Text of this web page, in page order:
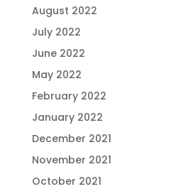
August 2022
July 2022
June 2022
May 2022
February 2022
January 2022
December 2021
November 2021
October 2021